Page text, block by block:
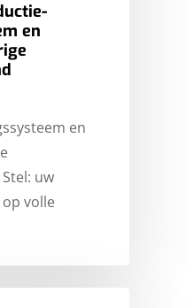
en
en
uw
volle
HOME
MARKTEN
FINE CHEMICALS
CONSULTANCY
STORIES